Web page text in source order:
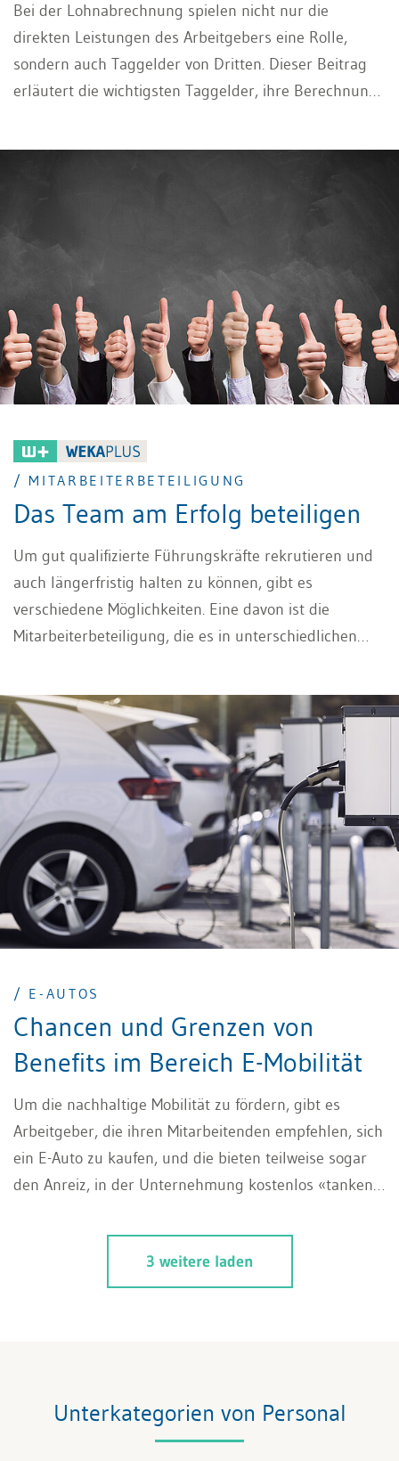
Bei der Lohnabrechnung spielen nicht nur die
direkten Leistungen des Arbeitgebers eine Rolle,
sondern auch Taggelder von Dritten. Dieser Beitrag
erläutert die wichtigsten Taggelder, ihre Berechnung
/ MITARBEITERBETEILIGUNG
Das Team am Erfolg beteiligen
Um gut qualifizierte Führungskräfte rekrutieren und
auch längerfristig halten zu können, gibt es
verschiedene Möglichkeiten. Eine davon ist die
Mitarbeiterbeteiligung, die es in unterschiedlichen
/ E-AUTOS
Chancen und Grenzen von
Benefits im Bereich E-Mobilität
Um die nachhaltige Mobilität zu fördern, gibt es
Arbeitgeber, die ihren Mitarbeitenden empfehlen, sich
ein E-Auto zu kaufen, und die bieten teilweise sogar
den Anreiz, in der Unternehmung kostenlos «tanken»
die Besteuerung (Lohnausweis) aus, und welche
möglichen Szenarien rund um das Thema ergeben für
Arbeitgeber wie auch Arbeitnehmende Sinn?
3 weitere laden
Unterkategorien von Personal